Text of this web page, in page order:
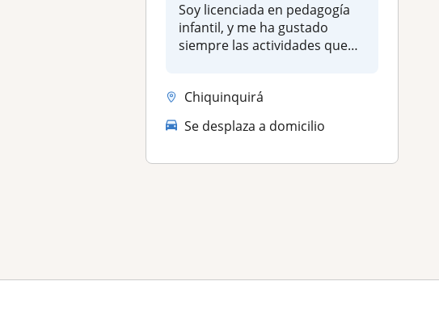
Soy licenciada en pedagogía
infantil, y me ha gustado
siempre las actividades que
Chiquinquirá
Se desplaza a domicilio